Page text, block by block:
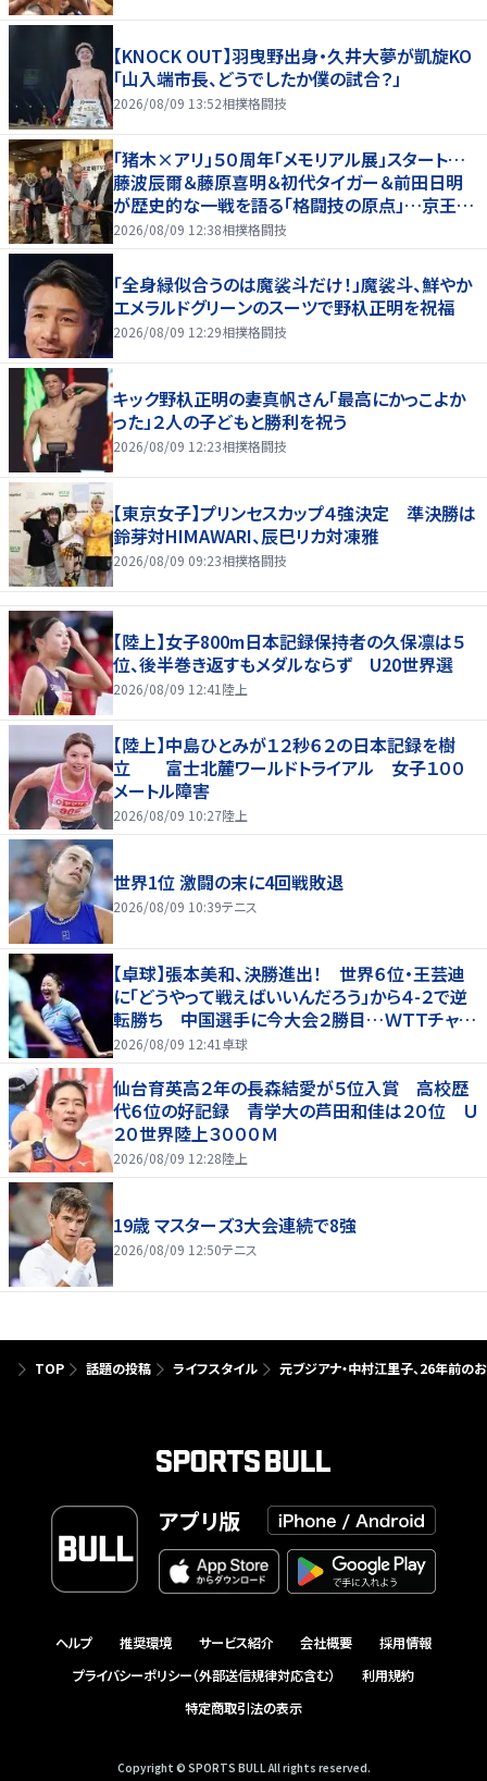
【KNOCK OUT】羽曳野出身・久井大夢が凱旋KO
「山入端市長、どうでしたか僕の試合？」
2026/08/09 13:52相撲格闘技
「猪木×アリ」５０周年「メモリアル展」スタート…
藤波辰爾＆藤原喜明＆初代タイガー＆前田日明
が歴史的な一戦を語る「格闘技の原点」…京王プ
ラザホテルで３１日まで
2026/08/09 12:38相撲格闘技
「全身緑似合うのは魔裟斗だけ！」魔裟斗、鮮やか
エメラルドグリーンのスーツで野杁正明を祝福
2026/08/09 12:29相撲格闘技
キック野杁正明の妻真帆さん「最高にかっこよか
った」２人の子どもと勝利を祝う
2026/08/09 12:23相撲格闘技
【東京女子】プリンセスカップ４強決定 準決勝は
鈴芽対HIMAWARI、辰巳リカ対凍雅
2026/08/09 09:23相撲格闘技
【陸上】女子800m日本記録保持者の久保凛は５
位、後半巻き返すもメダルならず U20世界選
2026/08/09 12:41 陸上
【陸上】中島ひとみが１２秒６２の日本記録を樹
立 富士北麓ワールドトライアル 女子１００
メートル障害
2026/08/09 10:27陸上
世界1位 激闘の末に4回戦敗退
2026/08/09 10:39テニス
【卓球】張本美和、決勝進出！ 世界６位・王芸迪
に「どうやって戦えばいいんだろう」から４-２で逆
転勝ち 中国選手に今大会２勝目…ＷＴＴチャン
ピオンズ横浜
2026/08/09 12:41 卓球
仙台育英高２年の長森結愛が５位入賞 高校歴
代６位の好記録 青学大の芦田和佳は２０位 Ｕ
２０世界陸上３０００Ｍ
2026/08/09 12:28陸上
19歳 マスターズ3大会連続で8強
2026/08/09 12:50テニス
TOP 話題の投稿 ライフスタイル 元ブジアナ・中村江里子、26年前の
アプリ版
ヘルプ 推奨環境 サービス紹介 会社概要
採用情報
プライバシーポリシー（外部送信規律対応含む）
利用規約
特定商取引法の表示
Copyright © SPORTS BULL All rights reserved.